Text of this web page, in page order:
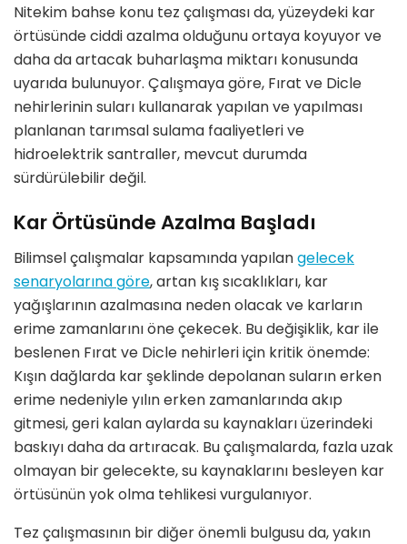
Nitekim bahse konu tez çalışması da,yüzeydeki kar
örtüsünde ciddi azalmaolduğunu ortaya koyuyor ve
daha da artacak buharlaşma miktarı konusunda
uyarıda bulunuyor. Çalışmaya göre, Fırat ve Dicle
nehirlerinin suları kullanarak yapılan ve yapılması
planlanan tarımsal sulama faaliyetleri ve
hidroelektrik santraller, mevcut durumda
sürdürülebilir değil.
Kar Örtüsünde Azalma Başladı
Bilimsel çalışmalar kapsamında yapılangelecek
senaryolarına göre,artan kış sıcaklıkları, kar
yağışlarının azalmasına neden olacak ve karların
erime zamanlarını öne çekecek. Bu değişiklik, kar ile
beslenen Fırat ve Dicle nehirleriiçin kritik önemde:
Kışın dağlarda kar şeklinde depolanan suların erken
erime nedeniyle yılın erken zamanlarında akıp
gitmesi, geri kalan aylarda su kaynakları üzerindeki
baskıyı daha da artıracak. Bu çalışmalarda, fazla uzak
olmayan bir gelecekte, su kaynaklarını besleyen kar
örtüsünün yok olma tehlikesivurgulanıyor.
Tez çalışmasının bir diğerönemli bulgusu da, yakın